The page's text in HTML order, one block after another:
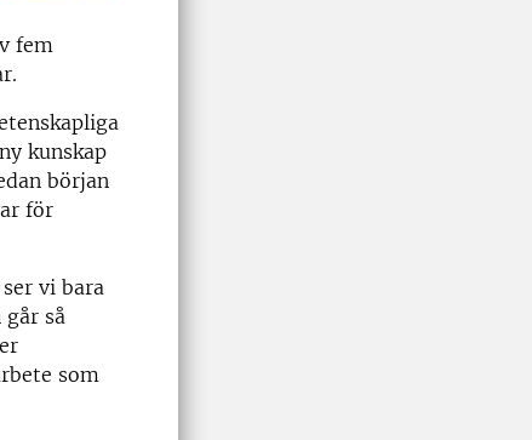
fem
kunskap
början
för
vi bara
går så
som